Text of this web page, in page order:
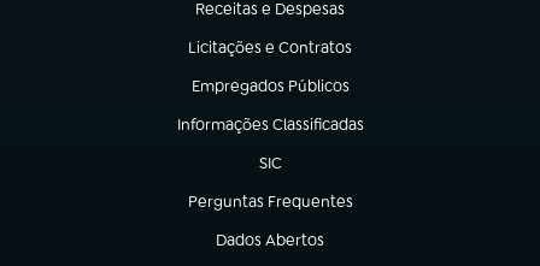
Receitas e Despesas
(abre em nova aba)
Licitações e Contratos
(abre em nova aba)
Empregados Públicos
(abre em nova aba)
Informações Classificadas
(abre em nova aba)
SIC
(abre em nova aba)
Perguntas Frequentes
(abre em nova aba)
Dados Abertos
(abre em nova aba)